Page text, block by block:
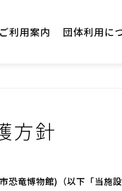
ご利用案内 団体利用に
方針
恐竜博物館)（以下「当